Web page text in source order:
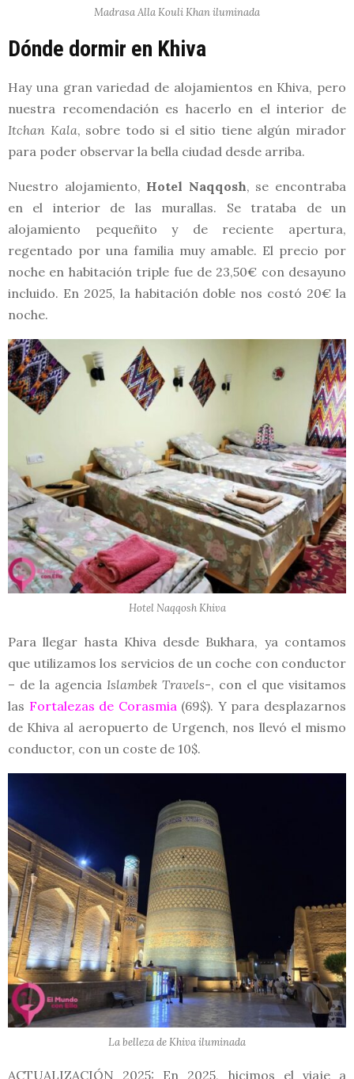
Madrasa Alla Kouli Khan iluminada
Dónde dormir en Khiva
Hay una gran variedad de alojamientos en Khiva, pero
nuestra recomendación es hacerlo en el interior de
Itchan Kala, sobre todo si el sitio tiene algún mirador
para poder observar la bella ciudad desde arriba.
Nuestro alojamiento, Hotel Naqqosh, se encontraba
en el interior de las murallas. Se trataba de un
alojamiento pequeñito y de reciente apertura,
regentado por una familia muy amable. El precio por
noche en habitación triple fue de 23,50€ con desayuno
incluido. En 2025, la habitación doble nos costó 20€ la
noche.
Hotel Naqqosh Khiva
Para llegar hasta Khiva desde Bukhara, ya contamos
que utilizamos los servicios de un coche con conductor
– de la agencia Islambek Travels-, con el que visitamos
las Fortalezas de Corasmia (69$). Y para desplazarnos
de Khiva al aeropuerto de Urgench, nos llevó el mismo
conductor, con un coste de 10$.
La belleza de Khiva iluminada
ACTUALIZACIÓN 2025: En 2025, hicimos el viaje a